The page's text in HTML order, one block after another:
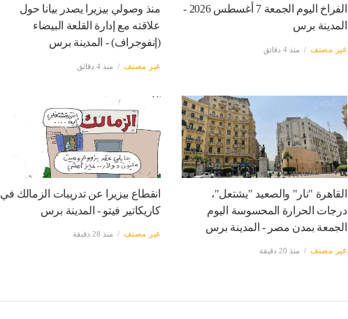
الفراخ اليوم الجمعة 7 أغسطس 2026 -
المدينة برس
غير مصنف منذ 4 دقائق
منذ وصولي بيزيرا يصدر بيانا حول
علاقته مع إدارة القلعة البيضاء
(إنفوجراف) - المدينة برس
غير مصنف منذ 4 دقائق
القاهرة "نار" والصعيد "يشتعل"،
درجات الحرارة المحسوسة اليوم
الجمعة بمدن مصر - المدينة برس
غير مصنف منذ 20 دقيقة
انقطاع بيزيرا عن تدريبات الزمالك في
كاريكاتير فيتو - المدينة برس
غير مصنف منذ 28 دقيقة